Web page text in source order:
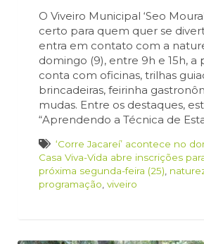
O Viveiro Municipal ‘Seo
certo para quem quer se
entra em contato com a
domingo (9), entre 9h e 15h, a
conta com oficinas, trilhas
brincadeiras, feirinha
mudas. Entre os destaques,
“Aprendendo a Técnica de
‘Corre Jacareí’ acontece no
Casa Viva-Vida abre inscrições
próxima segunda-feira (25)
programação viveiro